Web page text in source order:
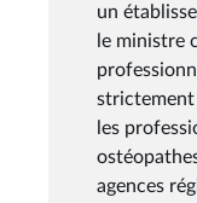
un
le ministre
strictement
les
agences